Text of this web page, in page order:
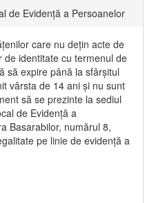
de Evidență a Persoanelor
care nu dețin acte de
identitate cu termenul de
să expire până la sfârșitul
vârsta de 14 ani și nu sunt
să se prezinte la sediul
de Evidență a
Basarabilor, numărul 8,
pe linie de evidență a